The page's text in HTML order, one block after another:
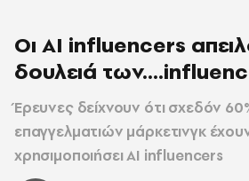
Oι ΑΙ influencers
δουλειά
Έρευνες δείχνουν ότι σχεδόν
επαγγελματιών μάρκετινγκ
χρησιμοποιήσει AI influencers